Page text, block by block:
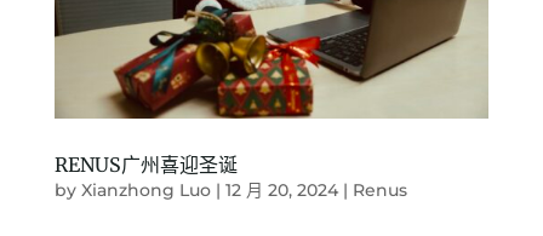
RENUS广州喜迎圣诞
by Xianzhong Luo| 12 月 20, 2024| Renus